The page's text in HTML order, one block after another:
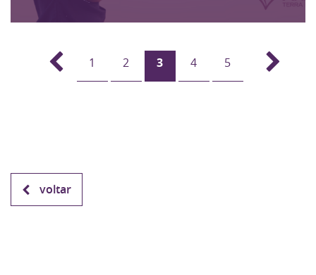
1 2 3 4 5
voltar